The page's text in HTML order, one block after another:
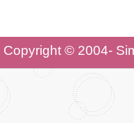
Copyright © 2004-